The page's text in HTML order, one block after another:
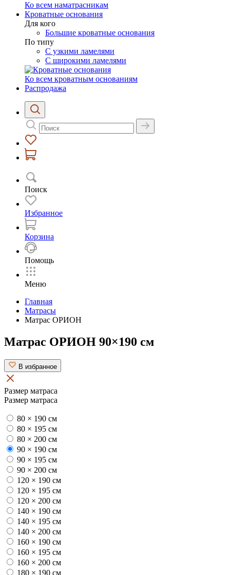
Ко всем наматрасникам
Кроватные основания
Для кого
Большие кроватные основания
По типу
С узкими ламелями
С широкими ламелями
Ко всем кроватным основаниям
Распродажа
Поиск
Избранное
Корзина
Помощь
Меню
Главная
Матрасы
Матрас ОРИОН
Матрас ОРИОН 90×190 см
В избранное
Размер матраса
Размер матраса
80 × 190 см
80 × 195 см
80 × 200 см
90 × 190 см
90 × 195 см
90 × 200 см
120 × 190 см
120 × 195 см
120 × 200 см
140 × 190 см
140 × 195 см
140 × 200 см
160 × 190 см
160 × 195 см
160 × 200 см
180 × 190 см